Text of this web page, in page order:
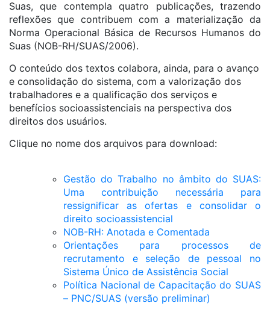
Suas, que contempla quatro publicações, trazendo
reflexões que contribuem com a materialização da
Norma Operacional Básica de Recursos Humanos do
Suas (NOB-RH/SUAS/2006).
O conteúdo dos textos colabora, ainda, para o avanço
e consolidação do sistema, com a valorização dos
trabalhadores e a qualificação dos serviços e
benefícios socioassistenciais na perspectiva dos
direitos dos usuários.
Clique no nome dos arquivos para download:
Gestão do Trabalho no âmbito do SUAS:
Uma contribuição necessária para
ressignificar as ofertas e consolidar o
direito socioassistencial
NOB-RH: Anotada e Comentada
Orientações para processos de
recrutamento e seleção de pessoal no
Sistema Único de Assistência Social
Política Nacional de Capacitação do SUAS
– PNC/SUAS (versão preliminar)